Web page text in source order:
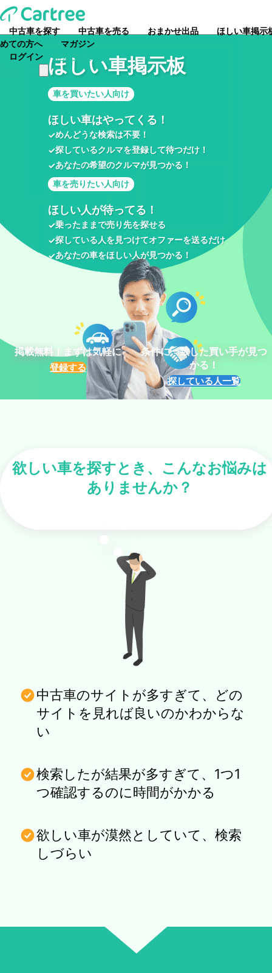
中古車を探す 中古車を売る おまかせ出品
ほしい車掲示
めての方へ
マガジン
ログイン
新規登録
ほしい車掲示板
車を買いたい人向け
ほしい車はやってくる！
✓めんどうな検索は不要！
✓探しているクルマを登録して待つだけ！
✓あなたの希望のクルマが見つかる！
車を売りたい人向け
ほしい人が待ってる！
✓乗ったままで売り先を探せる
✓探している人を見つけてオファーを送るだけ
✓あなたの車をほしい人が見つかる！
掲載無料！まずは気軽に
登録する
条件に一致した買い手が見つ
かる！
探している人一覧
欲しい車を探すとき、こんなお悩みは
ありませんか？
中古車のサイトが多すぎて、どの
サイトを見れば良いのかわからな
い
検索したが結果が多すぎて、1つ1
つ確認するのに時間がかかる
欲しい車が漠然としていて、検索
しづらい